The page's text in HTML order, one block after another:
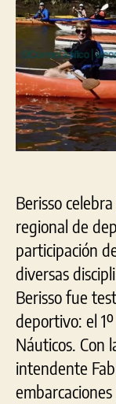
Berisso
regional de
participación
diversas
Berisso fue
deportivo: el
Náuticos. Con
intendente